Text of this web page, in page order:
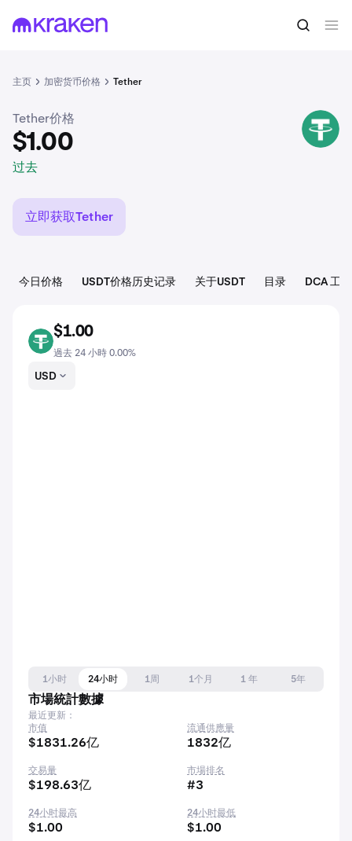
主页 加密货币价格 Tether
$1.00 买入USDT
Tether价格
$1.00
过去
USDT
立即获取Tether
今日价格 USDT价格历史记录 关于USDT 目录 DCA 工具
USDT
$1.00
過去 24 小時 0.00%
USD
1小时 24小时 1周 1个月 1 年
5年
市場統計數據
最近更新：
市值
$1831.26亿
流通供應量
1832亿
交易量
$198.63亿
市場排名
#3
24小时最高
$1.00
24小时最低
$1.00